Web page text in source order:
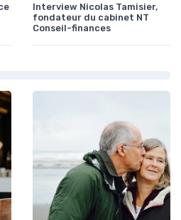
Interview Nicolas Tamisier,
fondateur du cabinet NT
Conseil-finances